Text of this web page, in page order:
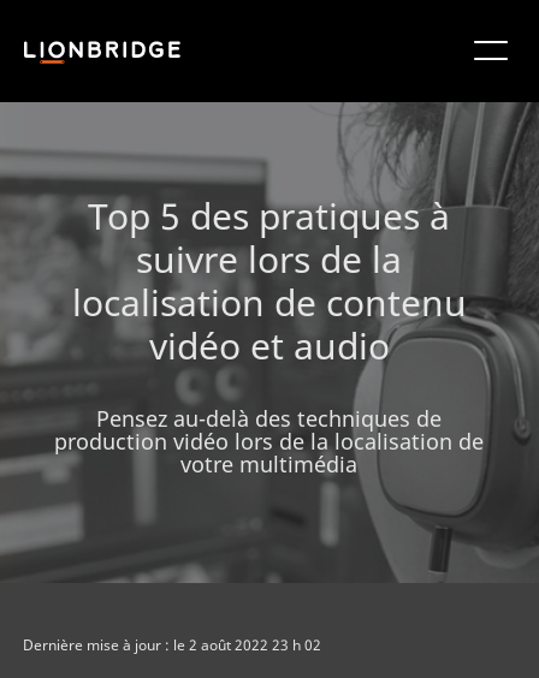
Top 5 des pratiques à
suivre lors de la
localisation de contenu
vidéo et audio
Pensez au-delà des techniques de
production vidéo lors de la localisation de
votre multimédia
Dernière mise à jour : le 2 août 2022 23 h 02